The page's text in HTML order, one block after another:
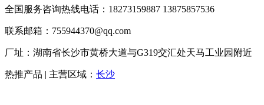
全国服务咨询热线电话：18273159887 13875857536
联系邮箱：755944370@qq.com
厂址：湖南省长沙市黄桥大道与G319交汇处天马工业园附近
热推产品 | 主营区域： 长沙